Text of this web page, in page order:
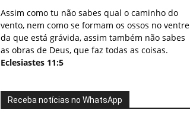
Assim como tu não sabes qual o caminho do
vento, nem como se formam os ossos no ventre
da que está grávida, assim também não sabes
as obras de Deus, que faz todas as coisas.
Eclesiastes 11:5
Receba notícias no WhatsApp